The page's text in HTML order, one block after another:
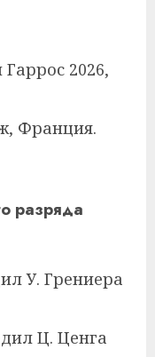
2026,
Франция.
разряда
У. Грениера
Ц. Ценга